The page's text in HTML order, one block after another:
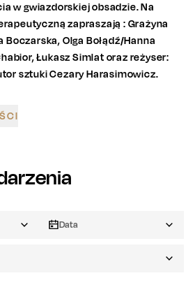
w gwiazdorskiej obsadzie. Na
zapraszają : Grażyna
Olga Bołądź/Hanna
Łukasz Simlat oraz reżyser:
sztuki Cezary Harasimowicz.
Data